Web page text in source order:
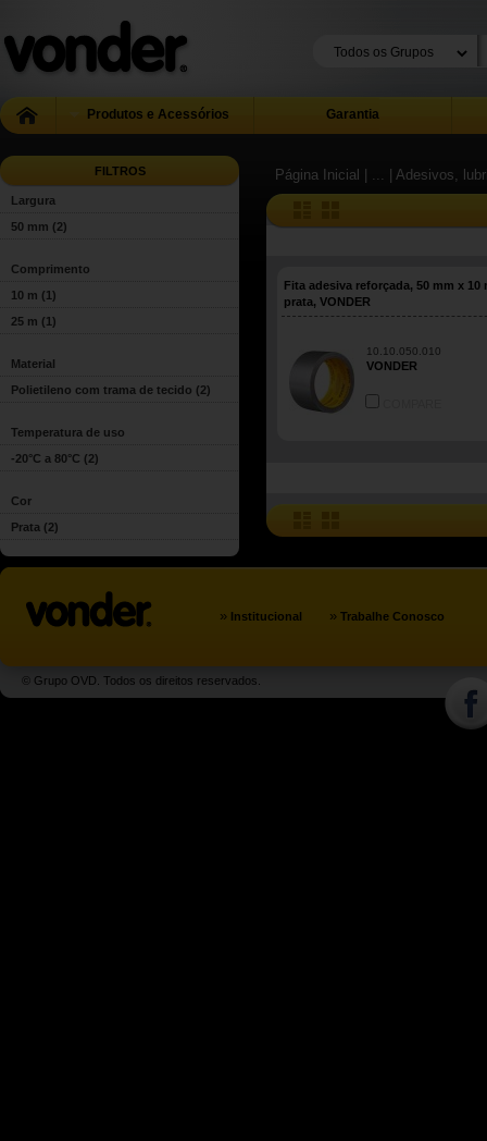
Produtos e Acessórios Garantia
FILTROS
Largura
50 mm (2)
Comprimento
10 m (1)
25 m (1)
Material
Polietileno com trama de tecido (2)
Temperatura de uso
-20°C a 80°C (2)
Cor
Prata (2)
Página Inicial | ... | Adesivos,
Fita adesiva reforçada, 50 mm x 10
prata, VONDER
10.10.050.010
VONDER
» Institucional » Trabalhe Conosco
© Grupo OVD. Todos os direitos reservados.